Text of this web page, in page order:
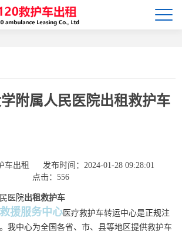
附属人民医院出租救护车
车出租
发布时间：2024-01-28 09:28:01
点击：556
医院出租救护车
援服务中心 医疗救护车转运中心是正规注
我中心为全国各省、市、县等地区提供救护车